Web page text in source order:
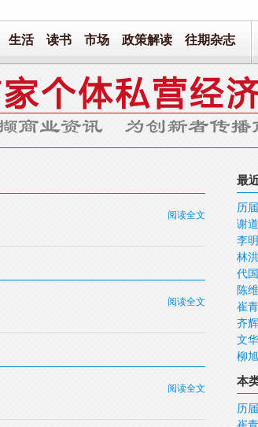
生活 读书 市场 政策解读 往期杂志
阅读全文
阅读全文
阅读全文
最
历
谢
李
林
代
陈
崔
齐
文
柳
本
历